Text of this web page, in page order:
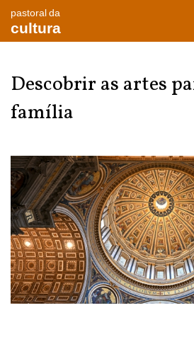
pastoral da
cultura
Descobrir as artes
família